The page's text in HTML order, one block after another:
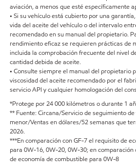
aviación, a menos que esté específicamente
• Si su vehículo está cubierto por una
vida del aceite del vehículo o del intervalo
recomendado en su manual del propietario.
rendimiento eficaz se requieren prácticas de
incluida la comprobación frecuente del nivel
cantidad debida de aceite.
• Consulte siempre el manual del propietario
viscosidad del aceite recomendado por el
servicio API y cualquier homologación del
*Protege por 24 000 kilómetros o durante 1
** Fuente: Circana/Servicio de seguimiento
menor/Ventas en dólares/52 semanas que
2026.
***En comparación con GF-7 el requisito de
para 0W-16, 0W-20, 0W-30; en comparación
de economía de combustible para 0W-8